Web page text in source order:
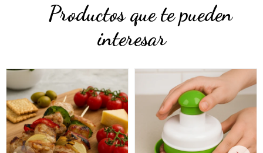
Productos que te pueden
interesar